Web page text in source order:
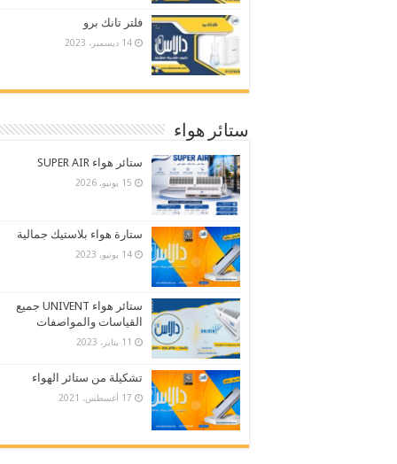
فلتر تانك برو
14 ديسمبر، 2023
ستائر هواء
ستائر هواء SUPER AIR
15 يونيو، 2026
ستارة هواء بلاستيك جمالية
14 يونيو، 2023
ستائر هواء UNIVENT جميع
القياسات والمواصفات
11 يناير، 2023
تشكيلة من ستائر الهواء
17 أغسطس، 2021